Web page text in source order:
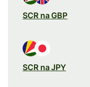
SCR na GBP
SCR na JPY